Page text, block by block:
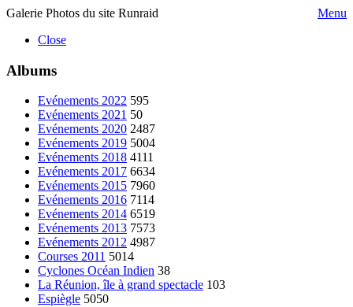
Galerie Photos du site Runraid
Menu
Close
Albums
Evénements 2022 595
Evénements 2021 50
Evénements 2020 2487
Evénements 2019 5004
Evénements 2018 4111
Evénements 2017 6634
Evénements 2015 7960
Evénements 2016 7114
Evénements 2014 6519
Evénements 2013 7573
Evénements 2012 4987
Courses 2011 5014
Cyclones Océan Indien 38
La Réunion, île à grand spectacle 103
Espiègle 5050